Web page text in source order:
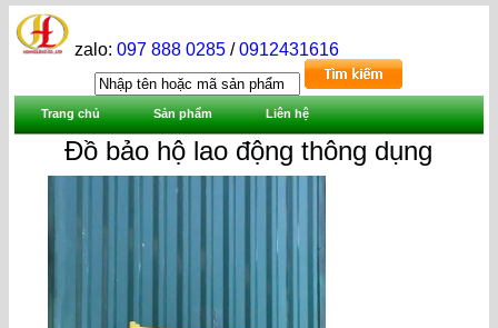
zalo:097 888 0285 /0912431616
Trang chủ Sản phẩm Liên hệ
Đồ bảo hộ lao động thông dụng